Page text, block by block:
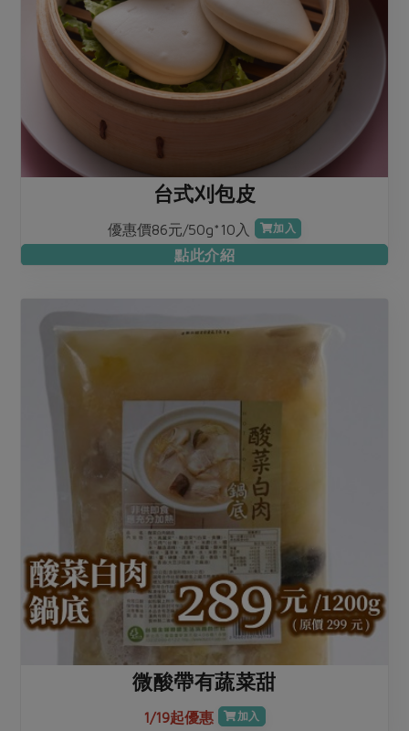
台式刈包皮
優惠價86元/50g*10入 加入
點此介紹
微酸帶有蔬菜甜
1/19起優惠 加入